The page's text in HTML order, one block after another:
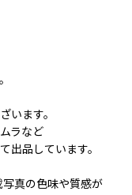
います。
ラなど
出品しています。
真の色味や質感が